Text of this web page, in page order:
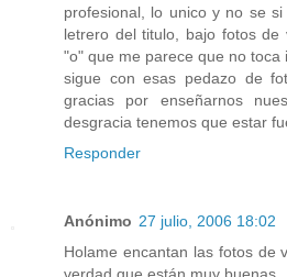
profesional, lo unico y no se
letrero del titulo, bajo fotos de
"o" que me parece que no toca
sigue con esas pedazo de
gracias por enseñarnos
desgracia tenemos que estar
Responder
Anónimo 27 julio, 2006 18:02
Holame encantan las fotos de